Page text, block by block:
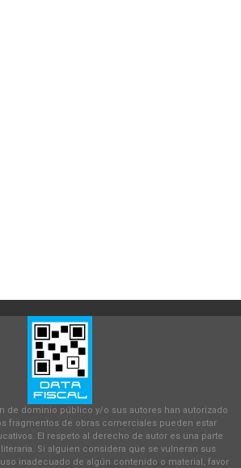
de dominio público y/o sus autores han autorizado
fragmentos de obras comerciales pueden estar
El respeto al derecho de autor es una parte
Si alguien considera que se vulneran sus
inadecuado de algún contenido o material, favor